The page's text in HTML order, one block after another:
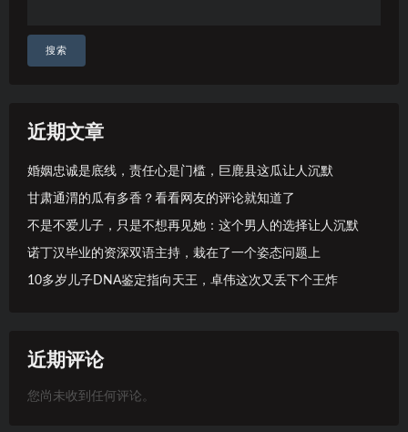
搜索
近期文章
婚姻忠诚是底线，责任心是门槛，巨鹿县这瓜让人沉默
甘肃通渭的瓜有多香？看看网友的评论就知道了
不是不爱儿子，只是不想再见她：这个男人的选择让人沉默
诺丁汉毕业的资深双语主持，栽在了一个姿态问题上
10多岁儿子DNA鉴定指向天王，卓伟这次又丢下个王炸
近期评论
您尚未收到任何评论。